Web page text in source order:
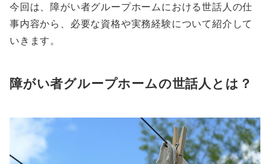
今回は、障がい者グループホームにおける世話人の仕
事内容から、必要な資格や実務経験について紹介して
いきます。
障がい者グループホームの世話人とは？